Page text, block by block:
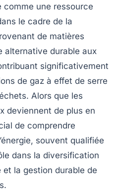
comme une ressource
le cadre de la
de matières
alternative durable aux
significativement
de gaz à effet de serre
Alors que les
deviennent de plus en
de comprendre
souvent qualifiée
dans la diversification
la gestion durable de